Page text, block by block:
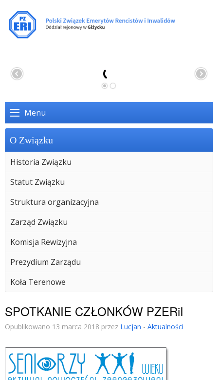
Menu
O Związku
Historia Związku
Statut Związku
Struktura organizacyjna
Zarząd Związku
Komisja Rewizyjna
Prezydium Zarządu
Koła Terenowe
SPOTKANIE CZŁONKÓW PZERiI
Opublikowano 13 marca 2018 przez Lucjan - Aktualności